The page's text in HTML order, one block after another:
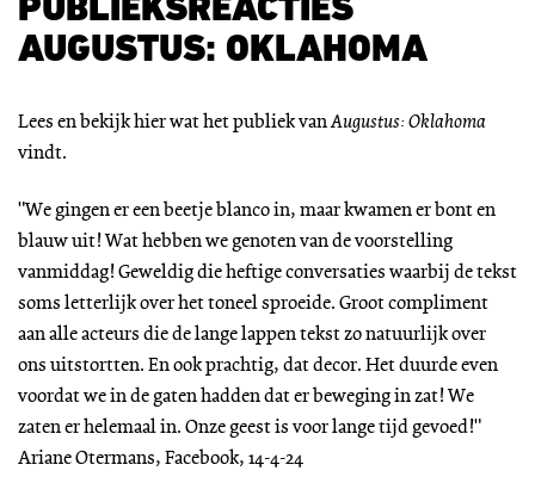
PUBLIEKSREACTIES
AUGUSTUS: OKLAHOMA
Lees en bekijk hier wat het publiek vanAugustus: Oklahoma
vindt.
"We gingen er een beetje blanco in, maar kwamen er bont en
blauw uit! Wat hebben we genoten van de voorstelling
vanmiddag! Geweldig die heftige conversaties waarbij de tekst
soms letterlijk over het toneel sproeide. Groot compliment
aan alle acteurs die de lange lappen tekst zo natuurlijk over
ons uitstortten. En ook prachtig, dat decor. Het duurde even
voordat we in de gaten hadden dat er beweging in zat! We
zaten er helemaal in. Onze geest is voor lange tijd gevoed!"
Ariane Otermans, Facebook, 14-4-24